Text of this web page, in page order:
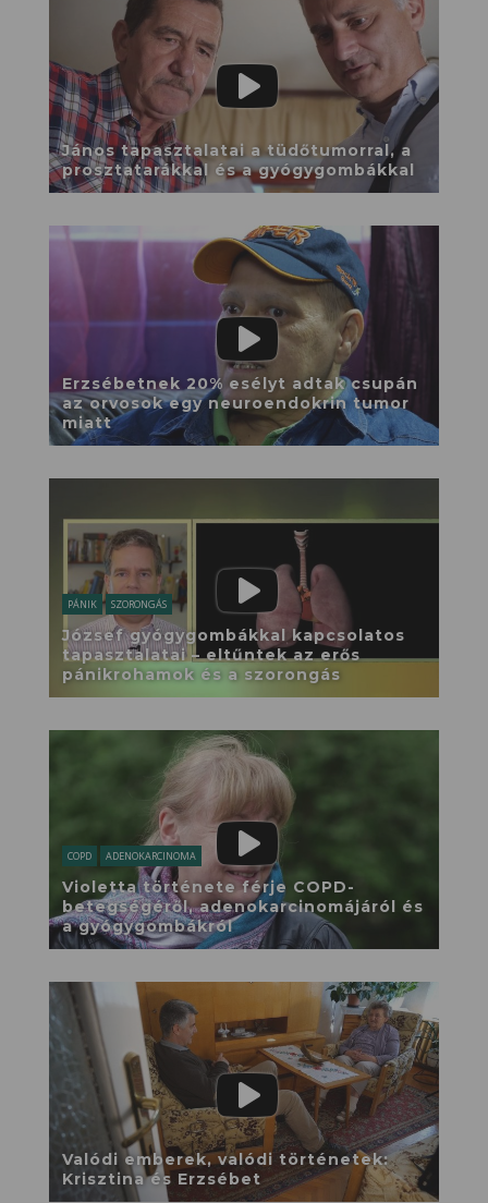
János tapasztalatai a tüdőtumorral, a
prosztatarákkal és a gyógygombákkal
Erzsébetnek 20% esélyt adtak csupán
az orvosok egy neuroendokrin tumor
miatt
PÁNIK SZORONGÁS
József gyógygombákkal kapcsolatos
tapasztalatai – eltűntek az erős
pánikrohamok és a szorongás
COPD ADENOKARCINOMA
Violetta története férje COPD-
betegségéről, adenokarcinomájáról és
a gyógygombákról
Valódi emberek, valódi történetek:
Krisztina és Erzsébet